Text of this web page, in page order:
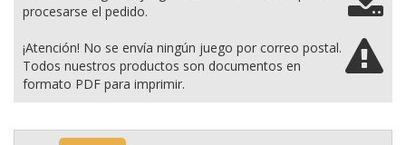
procesarse el pedido.
¡Atención! No se envía ningún juego por correo postal.
Todos nuestros productos son documentos en
formato PDF para imprimir.